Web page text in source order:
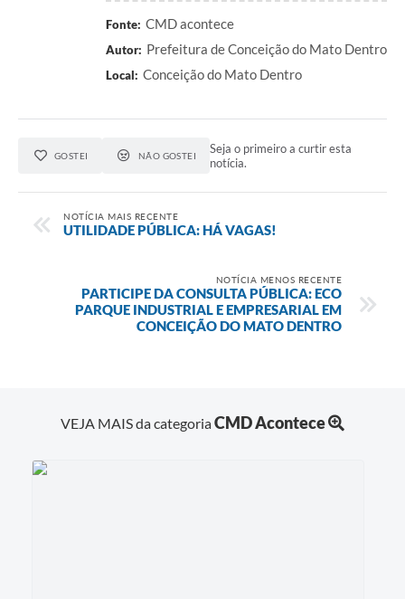
Fonte: CMD acontece
Autor: Prefeitura de Conceição do Mato Dentro
Local: Conceição do Mato Dentro
GOSTEI NÃO GOSTEI
Seja o primeiro a curtir esta
notícia.
NOTÍCIA MAIS RECENTE
UTILIDADE PÚBLICA: HÁ VAGAS!
NOTÍCIA MENOS RECENTE
PARTICIPE DA CONSULTA PÚBLICA: ECO
PARQUE INDUSTRIAL E EMPRESARIAL EM
CONCEIÇÃO DO MATO DENTRO
VEJA MAIS da categoriaCMD Acontece